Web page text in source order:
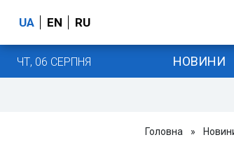
UA EN RU
ЧТ, 06 СЕРПНЯ НОВИНИ
Головна »